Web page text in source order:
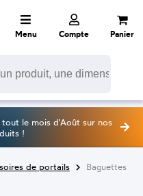
Menu Compte Panier
tout le mois d'Août sur nos
!
de portails
Baguettes